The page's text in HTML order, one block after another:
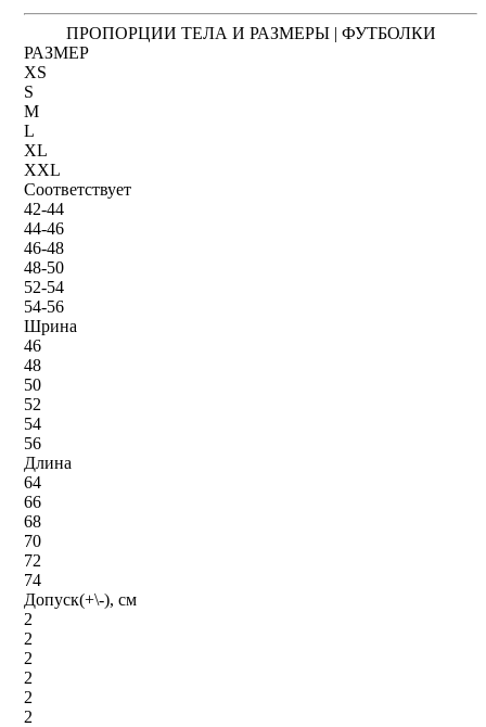
ПРОПОРЦИИ ТЕЛА И РАЗМЕРЫ | ФУТБОЛКИ
РАЗМЕР
XS
S
M
L
XL
XXL
Соответствует
42-44
44-46
46-48
48-50
52-54
54-56
Шрина
46
48
50
52
54
56
Длина
64
66
68
70
72
74
Допуск(+\-), см
2
2
2
2
2
2